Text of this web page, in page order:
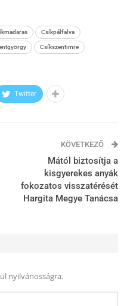
Csíkpálfalva
Csíkszentimre
Twitter
KÖVETKEZŐ
Mától biztosítja a
kisgyerekes anyák
fokozatos visszatérését
Hargita Megye Tanácsa
nyilvánosságra.